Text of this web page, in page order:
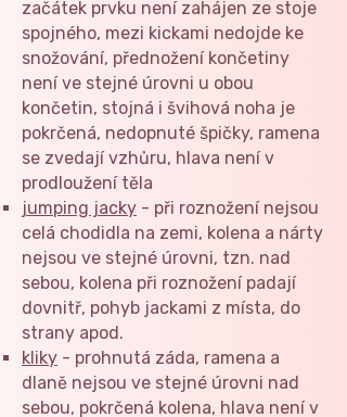
začátek prvku není zahájen ze stoje
spojného, mezi kickami nedojde ke
snožování, přednožení končetiny
není ve stejné úrovni u obou
končetin, stojná i švihová noha je
pokrčená, nedopnuté špičky, ramena
se zvedají vzhůru, hlava není v
prodloužení těla
jumping jacky - při roznožení nejsou
celá chodidla na zemi, kolena a nárty
nejsou ve stejné úrovni, tzn. nad
sebou, kolena při roznožení padají
dovnitř, pohyb jackami z místa, do
strany apod.
kliky - prohnutá záda, ramena a
dlaně nejsou ve stejné úrovni nad
sebou, pokrčená kolena, hlava není v